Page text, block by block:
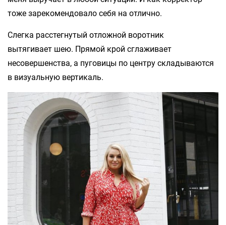
тоже зарекомендовало себя на отлично.
Слегка расстегнутый отложной воротник
вытягивает шею. Прямой крой сглаживает
несовершенства, а пуговицы по центру складываются
в визуальную вертикаль.